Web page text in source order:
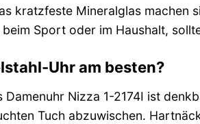
kratzfeste Mineralglas machen
Sport oder im Haushalt,
Uhr am besten?
Nizza 1-2174I ist
Tuch abzuwischen.